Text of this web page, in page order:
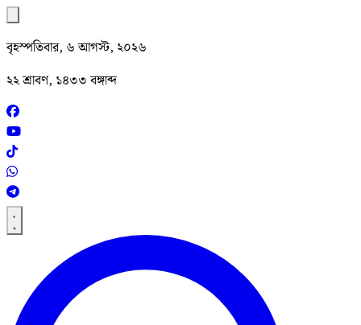
বৃহস্পতিবার, ৬ আগস্ট, ২০২৬
২২ শ্রাবণ, ১৪৩৩ বঙ্গাব্দ